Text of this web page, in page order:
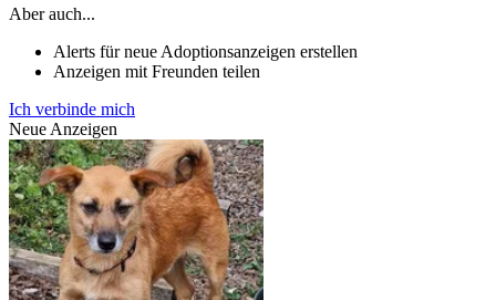
Aber auch...
Alerts für neue Adoptionsanzeigen erstellen
Anzeigen mit Freunden teilen
Ich verbinde mich
Neue Anzeigen